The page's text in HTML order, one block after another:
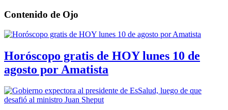
Contenido de Ojo
Horóscopo gratis de HOY lunes 10 de
agosto por Amatista